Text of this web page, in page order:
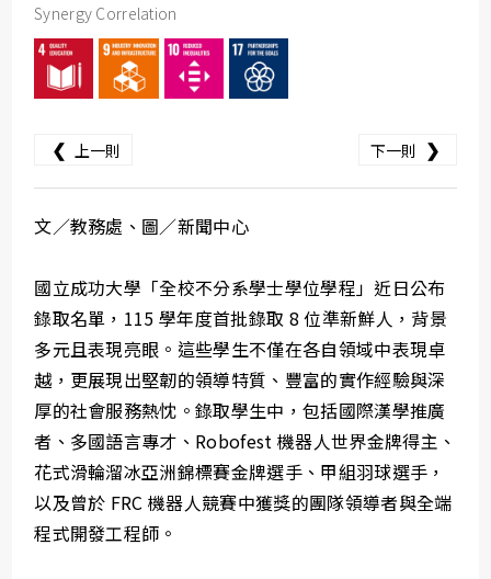
SDG16
SDG17
Synergy Correlation
❮ 上一則 下一則 ❯
文／教務處、圖／新聞中心
國立成功大學「全校不分系學士學位學程」近日公布
錄取名單，115 學年度首批錄取 8 位準新鮮人，背景
多元且表現亮眼。這些學生不僅在各自領域中表現卓
越，更展現出堅韌的領導特質、豐富的實作經驗與深
厚的社會服務熱忱。錄取學生中，包括國際漢學推廣
者、多國語言專才、Robofest 機器人世界金牌得主、
花式滑輪溜冰亞洲錦標賽金牌選手、甲組羽球選手，
以及曾於 FRC 機器人競賽中獲獎的團隊領導者與全端
程式開發工程師。